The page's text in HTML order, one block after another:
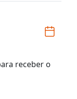
receber o